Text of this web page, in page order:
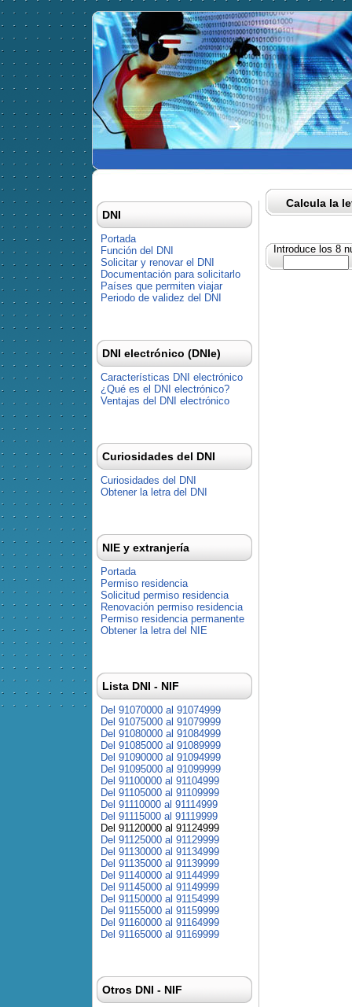
Calcula la
Introduce los 8
DNI
Portada
Función del DNI
Solicitar y renovar el DNI
Documentación para solicitarlo
Países que permiten viajar
Periodo de validez del DNI
DNI electrónico (DNIe)
Características DNI electrónico
¿Qué es el DNI electrónico?
Ventajas del DNI electrónico
Curiosidades del DNI
Curiosidades del DNI
Obtener la letra del DNI
NIE y extranjería
Portada
Permiso residencia
Solicitud permiso residencia
Renovación permiso residencia
Permiso residencia permanente
Obtener la letra del NIE
Lista DNI - NIF
Del 91070000 al 91074999
Del 91075000 al 91079999
Del 91080000 al 91084999
Del 91085000 al 91089999
Del 91090000 al 91094999
Del 91095000 al 91099999
Del 91100000 al 91104999
Del 91105000 al 91109999
Del 91110000 al 91114999
Del 91115000 al 91119999
Del 91120000 al 91124999
Del 91125000 al 91129999
Del 91130000 al 91134999
Del 91135000 al 91139999
Del 91140000 al 91144999
Del 91145000 al 91149999
Del 91150000 al 91154999
Del 91155000 al 91159999
Del 91160000 al 91164999
Del 91165000 al 91169999
Otros DNI - NIF